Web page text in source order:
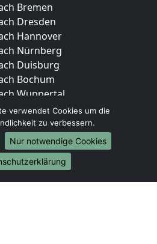
Bremen
Dresden
Hannover
Nürnberg
Duisburg
Bochum
Wuppertal
Bielefeld
Bonn
Münster
Brasilien
verwendet Cookies um die
zu verbessern.
Nur notwendige Cookies